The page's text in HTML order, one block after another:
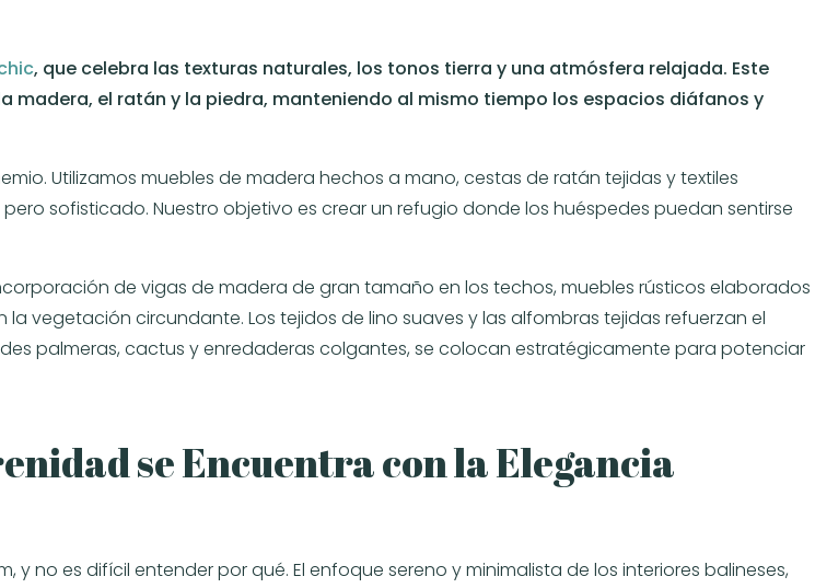
, que celebra las texturas naturales, los tonos tierra y una atmósfera relajada. Este
madera, el ratán y la piedra, manteniendo al mismo tiempo los espacios diáfanos y
Utilizamos muebles de madera hechos a mano, cestas de ratán tejidas y textiles
sofisticado. Nuestro objetivo es crear un refugio donde los huéspedes puedan sentirse
de vigas de madera de gran tamaño en los techos, muebles rústicos elaborados
vegetación circundante. Los tejidos de lino suaves y las alfombras tejidas refuerzan el
palmeras, cactus y enredaderas colgantes, se colocan estratégicamente para potenciar
se Encuentra con la Elegancia
no es difícil entender por qué. El enfoque sereno y minimalista de los interiores balineses,